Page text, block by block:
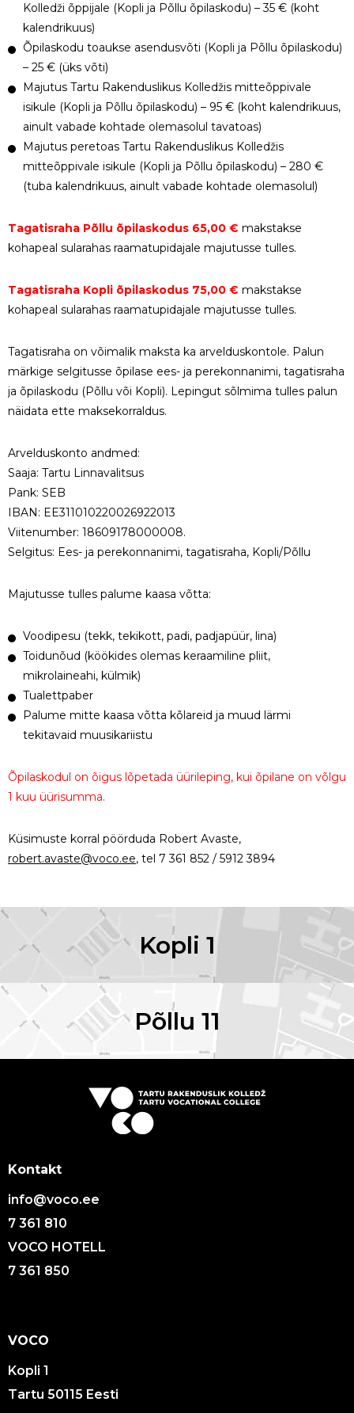
Kolledži õppijale (Kopli ja Põllu õpilaskodu) – 35 € (koht
kalendrikuus)
Õpilaskodu toaukse asendusvõti (Kopli ja Põllu õpilaskodu)
– 25 € (üks võti)
Majutus Tartu Rakenduslikus Kolledžis mitteõppivale
isikule (Kopli ja Põllu õpilaskodu) – 95 € (koht kalendrikuus,
ainult vabade kohtade olemasolul tavatoas)
Majutus peretoas Tartu Rakenduslikus Kolledžis
mitteõppivale isikule (Kopli ja Põllu õpilaskodu) – 280 €
(tuba kalendrikuus, ainult vabade kohtade olemasolul)
Tagatisraha Põllu õpilaskodus 65,00 € makstakse
kohapeal sularahas raamatupidajale majutusse tulles.
Tagatisraha Kopli õpilaskodus 75,00 € makstakse
kohapeal sularahas raamatupidajale majutusse tulles.
Tagatisraha on võimalik maksta ka arvelduskontole. Palun
märkige selgitusse õpilase ees- ja perekonnanimi, tagatisraha
ja õpilaskodu (Põllu või Kopli). Lepingut sõlmima tulles palun
näidata ette maksekorraldus.
Arvelduskonto andmed:
Saaja: Tartu Linnavalitsus
Pank: SEB
IBAN: EE311010220026922013
Viitenumber: 18609178000008.
Selgitus: Ees- ja perekonnanimi, tagatisraha, Kopli/Põllu
Majutusse tulles palume kaasa võtta:
Voodipesu (tekk, tekikott, padi, padjapüür, lina)
Toidunõud (köökides olemas keraamiline pliit,
mikrolaineahi, külmik)
Tualettpaber
Palume mitte kaasa võtta kõlareid ja muud lärmi
tekitavaid muusikariistu
Õpilaskodul on õigus lõpetada üürileping, kui õpilane on võlgu
1 kuu üürisumma.
Küsimuste korral pöörduda Robert Avaste,
robert.avaste@voco.ee, tel 7 361 852 / 5912 3894
Kopli 1
Põllu 11
Kontakt
info@voco.ee
7 361 810
VOCO HOTELL
7 361 850
VOCO
Kopli 1
Tartu 50115 Eesti